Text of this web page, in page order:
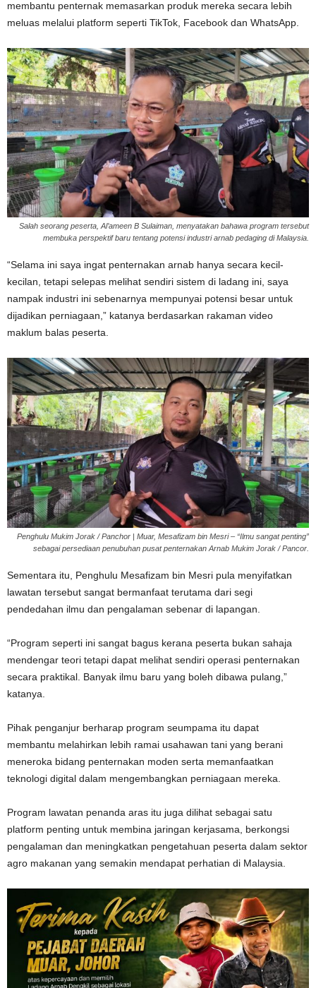
membantu penternak memasarkan produk mereka secara lebih
meluas melalui platform seperti TikTok, Facebook dan WhatsApp.
Salah seorang peserta, Al’ameen B Sulaiman, menyatakan bahawa program tersebut
membuka perspektif baru tentang potensi industri arnab pedaging di Malaysia.
“Selama ini saya ingat penternakan arnab hanya secara kecil-
kecilan, tetapi selepas melihat sendiri sistem di ladang ini, saya
nampak industri ini sebenarnya mempunyai potensi besar untuk
dijadikan perniagaan,” katanya berdasarkan rakaman video
maklum balas peserta.
Penghulu Mukim Jorak / Panchor | Muar, Mesafizam bin Mesri – “Ilmu sangat penting”
sebagai persediaan penubuhan pusat penternakan Arnab Mukim Jorak / Pancor.
Sementara itu, Penghulu Mesafizam bin Mesri pula menyifatkan
lawatan tersebut sangat bermanfaat terutama dari segi
pendedahan ilmu dan pengalaman sebenar di lapangan.
“Program seperti ini sangat bagus kerana peserta bukan sahaja
mendengar teori tetapi dapat melihat sendiri operasi penternakan
secara praktikal. Banyak ilmu baru yang boleh dibawa pulang,”
katanya.
Pihak penganjur berharap program seumpama itu dapat
membantu melahirkan lebih ramai usahawan tani yang berani
meneroka bidang penternakan moden serta memanfaatkan
teknologi digital dalam mengembangkan perniagaan mereka.
Program lawatan penanda aras itu juga dilihat sebagai satu
platform penting untuk membina jaringan kerjasama, berkongsi
pengalaman dan meningkatkan pengetahuan peserta dalam sektor
agro makanan yang semakin mendapat perhatian di Malaysia.